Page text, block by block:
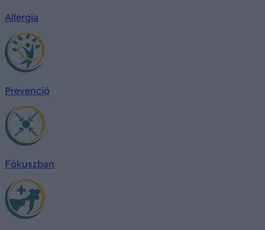
Allergia
Prevenció
Fókuszban